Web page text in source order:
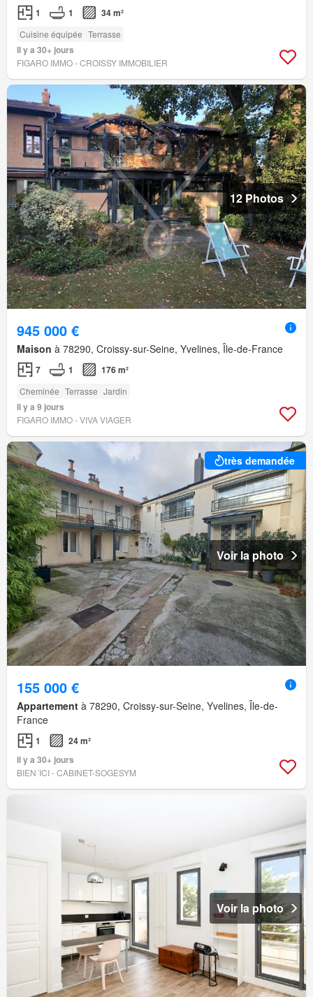
1 1 34 m²
Cuisine équipée Terrasse
Il y a 30+ jours
FIGARO IMMO - CROISSY IMMOBILIER
12 Photos
945 000 €
Maison à 78290, Croissy-sur-Seine, Yvelines, Île-de-France
7 1 176 m²
Cheminée Terrasse Jardin
Il y a 9 jours
FIGARO IMMO - VIVA VIAGER
très demandée
Voir la photo
155 000 €
Appartement à 78290, Croissy-sur-Seine, Yvelines, Île-de-
France
1
24 m²
Il y a 30+ jours
BIEN´ICI - CABINET-SOGESYM
Voir la photo